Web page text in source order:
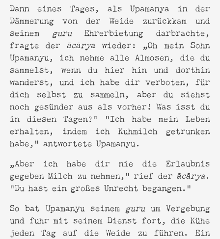
Dann eines Tages, als Upamanya in der
Dämmerung von der Weide zurückkam und
seinem guru Ehrerbietung darbrachte,
fragte der ācārya wieder: „Oh mein Sohn
Upamanyu, ich nehme alle Almosen, die du
sammelst, wenn du hier hin und dorthin
wanderst, und ich habe dir verboten, für
dich selbst zu sammeln, aber du siehst
noch gesünder aus als vorher! Was isst du
in diesen Tagen?" “Ich habe mein Leben
erhalten, indem ich Kuhmilch getrunken
habe,“ antwortete Upamanyu.
„Aber ich habe dir nie die Erlaubnis
gegeben Milch zu nehmen,“ rief der ācārya.
“Du hast ein großes Unrecht begangen.”
So bat Upamanyu seinem guruum Vergebung
und fuhr mit seinem Dienst fort, die Kühe
jeden Tag auf die Weide zu führen. Ein